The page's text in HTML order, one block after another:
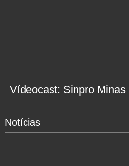
Vídeocast: Sinpro Minas
Notícias